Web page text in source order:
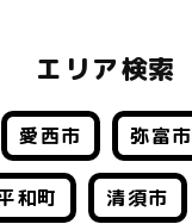
エリア検索
愛西市 弥富市
和町 清須市